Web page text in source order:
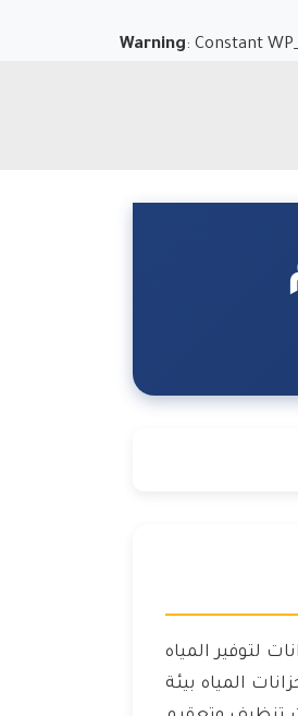
Warning: Constant
لتوفير المياه
المياه بيئة